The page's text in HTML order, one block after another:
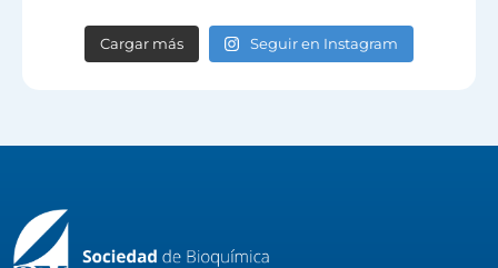
Cargar más Seguir en Instagram